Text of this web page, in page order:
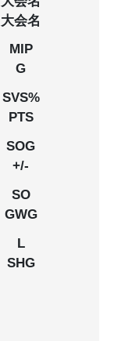
大会名
G
PTS
+/-
GWG
SHG